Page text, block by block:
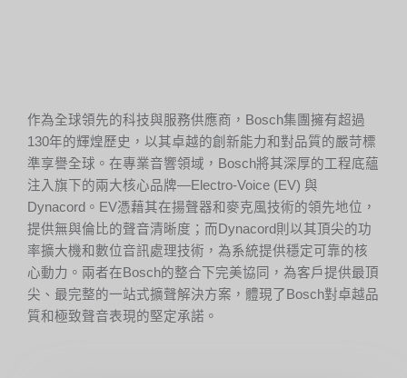
作為全球領先的科技與服務供應商，Bosch集團擁有超過
130年的輝煌歷史，以其卓越的創新能力和對品質的嚴苛標
準享譽全球。在專業音響領域，Bosch將其深厚的工程底蘊
注入旗下的兩大核心品牌—Electro-Voice (EV) 與
Dynacord。EV憑藉其在揚聲器和麥克風技術的領先地位，
提供無與倫比的聲音清晰度；而Dynacord則以其頂尖的功
率擴大機和數位音訊處理技術，為系統提供穩定可靠的核
心動力。兩者在Bosch的整合下完美協同，為客戶提供最頂
尖、最完整的一站式擴聲解決方案，體現了Bosch對卓越品
質和極致聲音表現的堅定承諾。